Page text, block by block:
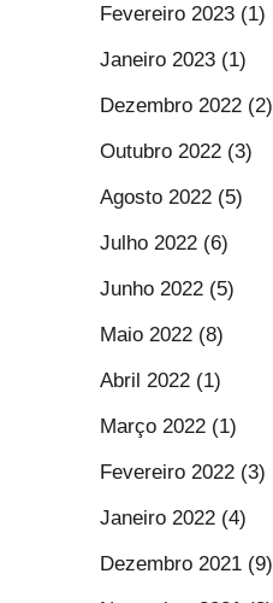
Fevereiro 2023 (1)
Janeiro 2023 (1)
Dezembro 2022 (2)
Outubro 2022 (3)
Agosto 2022 (5)
Julho 2022 (6)
Junho 2022 (5)
Maio 2022 (8)
Abril 2022 (1)
Março 2022 (1)
Fevereiro 2022 (3)
Janeiro 2022 (4)
Dezembro 2021 (9)